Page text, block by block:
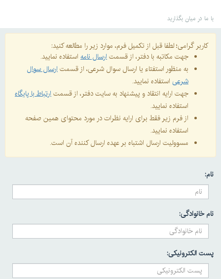
با ما در میان بگذارید
کاربر گرامی؛ لطفا قبل از تکمیل فرم، موارد زیر را مطالعه کنید:
جهت مکاتبه با دفتر، از قسمتارسال نامه استفاده نمایید.
به منظور استفتاء یا ارسال سوال شرعی، از قسمتارسال سوال
شرعی استفاده نمایید.
جهت ارایه انتقاد و پیشنهاد به سایت دفتر، از قسمتارتباط با پایگاه
استفاده نمایید.
از فرم زیر فقط برای ارایه نظرات در مورد محتوای همین صفحه
استفاده نمایید.
مسوولیت ارسال اشتباه بر عهده ارسال کننده آن است.
نام:
نام خانوادگی:
پست الکترونیکی: